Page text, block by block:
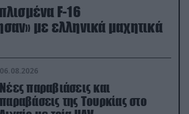
F-16
με ελληνικά μαχητικά
06.08.2026
Νέες παραβιάσεις και
παραβάσεις της Τουρκίας στο